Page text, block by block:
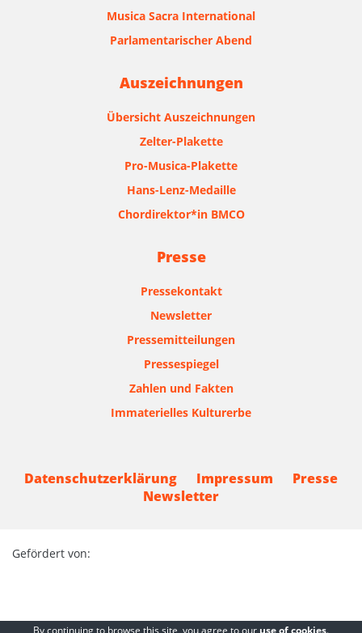
Musica Sacra International
Parlamentarischer Abend
Auszeichnungen
Übersicht Auszeichnungen
Zelter-Plakette
Pro-Musica-Plakette
Hans-Lenz-Medaille
Chordirektor*in BMCO
Presse
Pressekontakt
Newsletter
Pressemitteilungen
Pressespiegel
Zahlen und Fakten
Immaterielles Kulturerbe
Datenschutzerklärung Impressum
Presse
Newsletter
Gefördert von:
By continuing to browse this site, you agree to our use of cookies.